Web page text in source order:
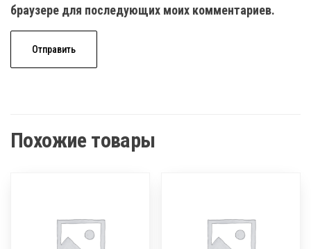
браузере для последующих моих комментариев.
Похожие товары